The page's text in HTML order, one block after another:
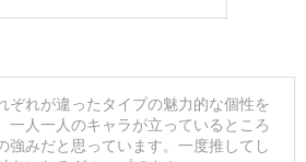
ぞれが違ったタイプの魅力的な個性を
一人一人のキャラが立っているところ
強みだと思っています。一度推してし